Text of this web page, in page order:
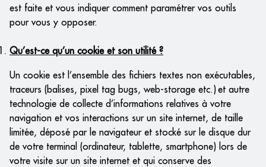
est faite et vous indiquer comment paramétrer vos outils
pour vous y opposer.
Qu’est-ce qu’un cookie et son utilité ?
Un cookie est l’ensemble des fichiers textes non exécutables,
traceurs (balises, pixel tag bugs, web-storage etc.) et autre
technologie de collecte d’informations relatives à votre
navigation et vos interactions sur un site internet, de taille
limitée, déposé par le navigateur et stocké sur le disque dur
de votre terminal (ordinateur, tablette, smartphone) lors de
votre visite sur un site internet et qui conserve des